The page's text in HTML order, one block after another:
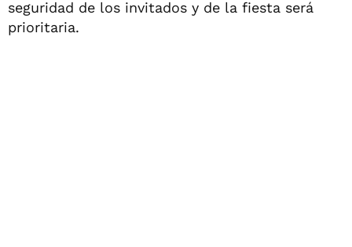
seguridad de los invitados y de la fiesta será
prioritaria.